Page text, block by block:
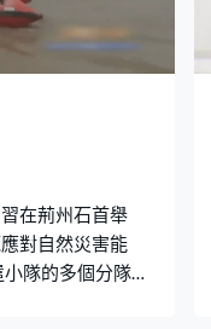
，證明販賣貓這
合法，但商販必
止食用貓肉，控制
在荊州石首舉
對自然災害能
隊的多個分隊到